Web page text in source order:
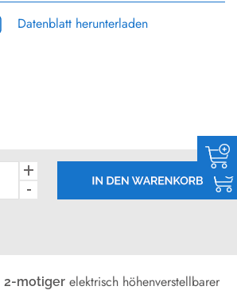
Datenblatt herunterladen
2-motiger elektrisch höhenverstellbarer